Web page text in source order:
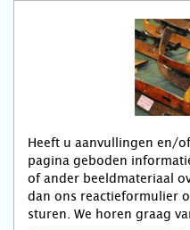
Heeft u aanvullingen en/
pagina geboden
of ander beeldmateriaal
dan ons reactieformulier
sturen. We horen graag